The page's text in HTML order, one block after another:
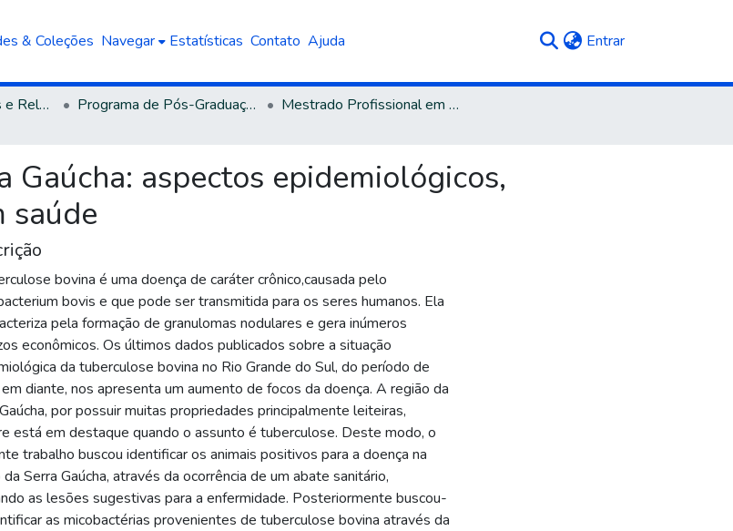
& Coleções Navegar Estatísticas Contato Ajuda Entrar(current)
Teses, Dissertações e Relatórios defendidos na UCS Programa de Pós-Graduação em Saúde Animal
Mestrado Profissional em Saúde Animal
Gaúcha: aspectos epidemiológicos,
saúde
bovina é uma doença de caráter crônico,causada pelo
bovis e que pode ser transmitida para os seres humanos. Ela
pela formação de granulomas nodulares e gera inúmeros
econômicos. Os últimos dados publicados sobre a situação
da tuberculose bovina no Rio Grande do Sul, do período de
diante, nos apresenta um aumento de focos da doença. A região da
por possuir muitas propriedades principalmente leiteiras,
está em destaque quando o assunto é tuberculose. Deste modo, o
trabalho buscou identificar os animais positivos para a doença na
Serra Gaúcha, através da ocorrência de um abate sanitário,
as lesões sugestivas para a enfermidade. Posteriormente buscou-
as micobactérias provenientes de tuberculose bovina através da